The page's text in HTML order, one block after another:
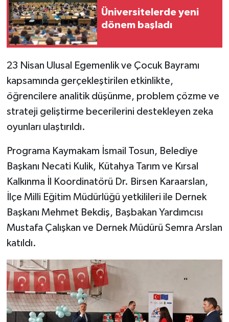
Üniversitelerde yeni
dönem başladı
23 Nisan Ulusal Egemenlik ve Çocuk Bayramı
kapsamında gerçekleştirilen etkinlikte,
öğrencilere analitik düşünme, problem çözme ve
strateji geliştirme becerilerini destekleyen zeka
oyunları ulaştırıldı.
Programa Kaymakam İsmail Tosun, Belediye
Başkanı Necati Kulik, Kütahya Tarım ve Kırsal
Kalkınma İl Koordinatörü Dr. Birsen Karaarslan,
İlçe Milli Eğitim Müdürlüğü yetkilileri ile Dernek
Başkanı Mehmet Bekdiş, Başbakan Yardımcısı
Mustafa Çalışkan ve Dernek Müdürü Semra Arslan
katıldı.
İlçeler
Köşe Yazıları
Kültür Sanat
Kütahya
Magazin
Otomobil
Pazarlar
Politika
Resmi İlan
Rüya Tabirleri
Sağlık
Şaphane